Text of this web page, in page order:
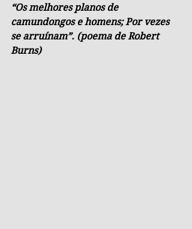
“Os melhores planos de
camundongos e homens; Por vezes
se arruínam”. (poema de Robert
Burns)